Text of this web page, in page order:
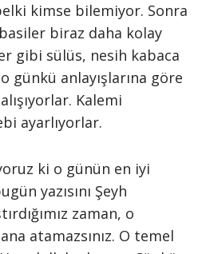
kimse bilemiyor. Sonra
biraz daha kolay
gibi sülüs, nesih kabaca
günkü anlayışlarına göre
Kalemi
ayarlıyorlar.
ki o günün en iyi
yazısını Şeyh
zaman, o
atamazsınız. O temel